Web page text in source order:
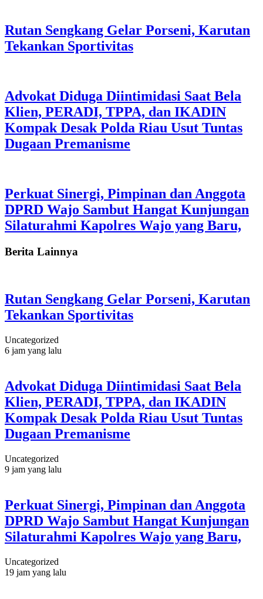
Rutan Sengkang Gelar Porseni, Karutan
Tekankan Sportivitas
Advokat Diduga Diintimidasi Saat Bela
Klien, PERADI, TPPA, dan IKADIN
Kompak Desak Polda Riau Usut Tuntas
Dugaan Premanisme
Perkuat Sinergi, Pimpinan dan Anggota
DPRD Wajo Sambut Hangat Kunjungan
Silaturahmi Kapolres Wajo yang Baru,
Berita Lainnya
Rutan Sengkang Gelar Porseni, Karutan
Tekankan Sportivitas
Uncategorized
6 jam yang lalu
Advokat Diduga Diintimidasi Saat Bela
Klien, PERADI, TPPA, dan IKADIN
Kompak Desak Polda Riau Usut Tuntas
Dugaan Premanisme
Uncategorized
9 jam yang lalu
Perkuat Sinergi, Pimpinan dan Anggota
DPRD Wajo Sambut Hangat Kunjungan
Silaturahmi Kapolres Wajo yang Baru,
Uncategorized
19 jam yang lalu